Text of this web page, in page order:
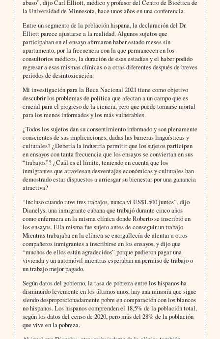
abuso”, dijo Carl Elliott, médico y profesor del Centro de Bioética de
la Universidad de Minnesota, hace unos años en una conferencia.
Entre un segmento de la población hispana, la declaración del Dr.
Elliott parece ajustarse a la realidad. Algunos sujetos que
participaban en el ensayo afirmaron haber estado meses sin
apartamento, por la frecuencia con la que permanecen en los
consultorios médicos, la duración de esas estadías y el haber podido
regresar a esas mismas clínicas o a otras diferentes después de breves
períodos de desintoxicación.
Mi investigación para la Beca Nacional 2021 tiene como objetivo
descubrir los problemas de política que afectan a un campo que es
crucial para el progreso de la ciencia, pero que puede tornarse mortal
para los menos informados y los más vulnerables.
¿Todos los sujetos dan su consentimiento informado y son plenamente
conscientes de sus implicaciones, dadas las barreras lingüísticas y
culturales? ¿Debería la industria permitir que los sujetos participen
en ensayos con tanta frecuencia que los ensayos se conviertan en sus
“trabajos”? ¿Cuál es el límite, teniendo en cuenta que los
inmigrantes que atraviesan desventajas económicas y culturales han
demostrado estar dispuestos a arriesgar su bienestar por una ganancia
atractiva?
“Incluso cuando tuve tres trabajos, nunca vi US$1.500 juntos”, dijo
Dianelys, una inmigrante cubana que trabajó durante cinco años
como enfermera en la misma clínica donde Roberto se inscribió en
los ensayos. Ella misma fue sujeto antes de conseguir un trabajo.
Mientras trabajaba en la clínica se enorgullecía de alentar a otros
compañeros inmigrantes a inscribirse en los ensayos, y dijo que
“muchos de ellos están agradecidos” porque pudieron pagar una
vivienda y un automóvil mientras esperaban un permiso de trabajo o
un trabajo mejor pagado.
Según datos del gobierno, la tasa de pobreza entre los hispanos ha
disminuido levemente en los últimos años, hay una minoría que sigue
siendo desproporcionadamente pobre en comparación con los blancos
no hispanos. Los hispanos comprenden el 18,5% de la población total,
según los datos del censo de 2020, pero más del 28% de la población
que vive en la pobreza.